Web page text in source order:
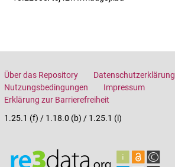
Über das Repository
Datenschutzerklärung
Nutzungsbedingungen
Impressum
Erklärung zur Barrierefreiheit
1.25.1 (f) / 1.18.0 (b) / 1.25.1 (i)